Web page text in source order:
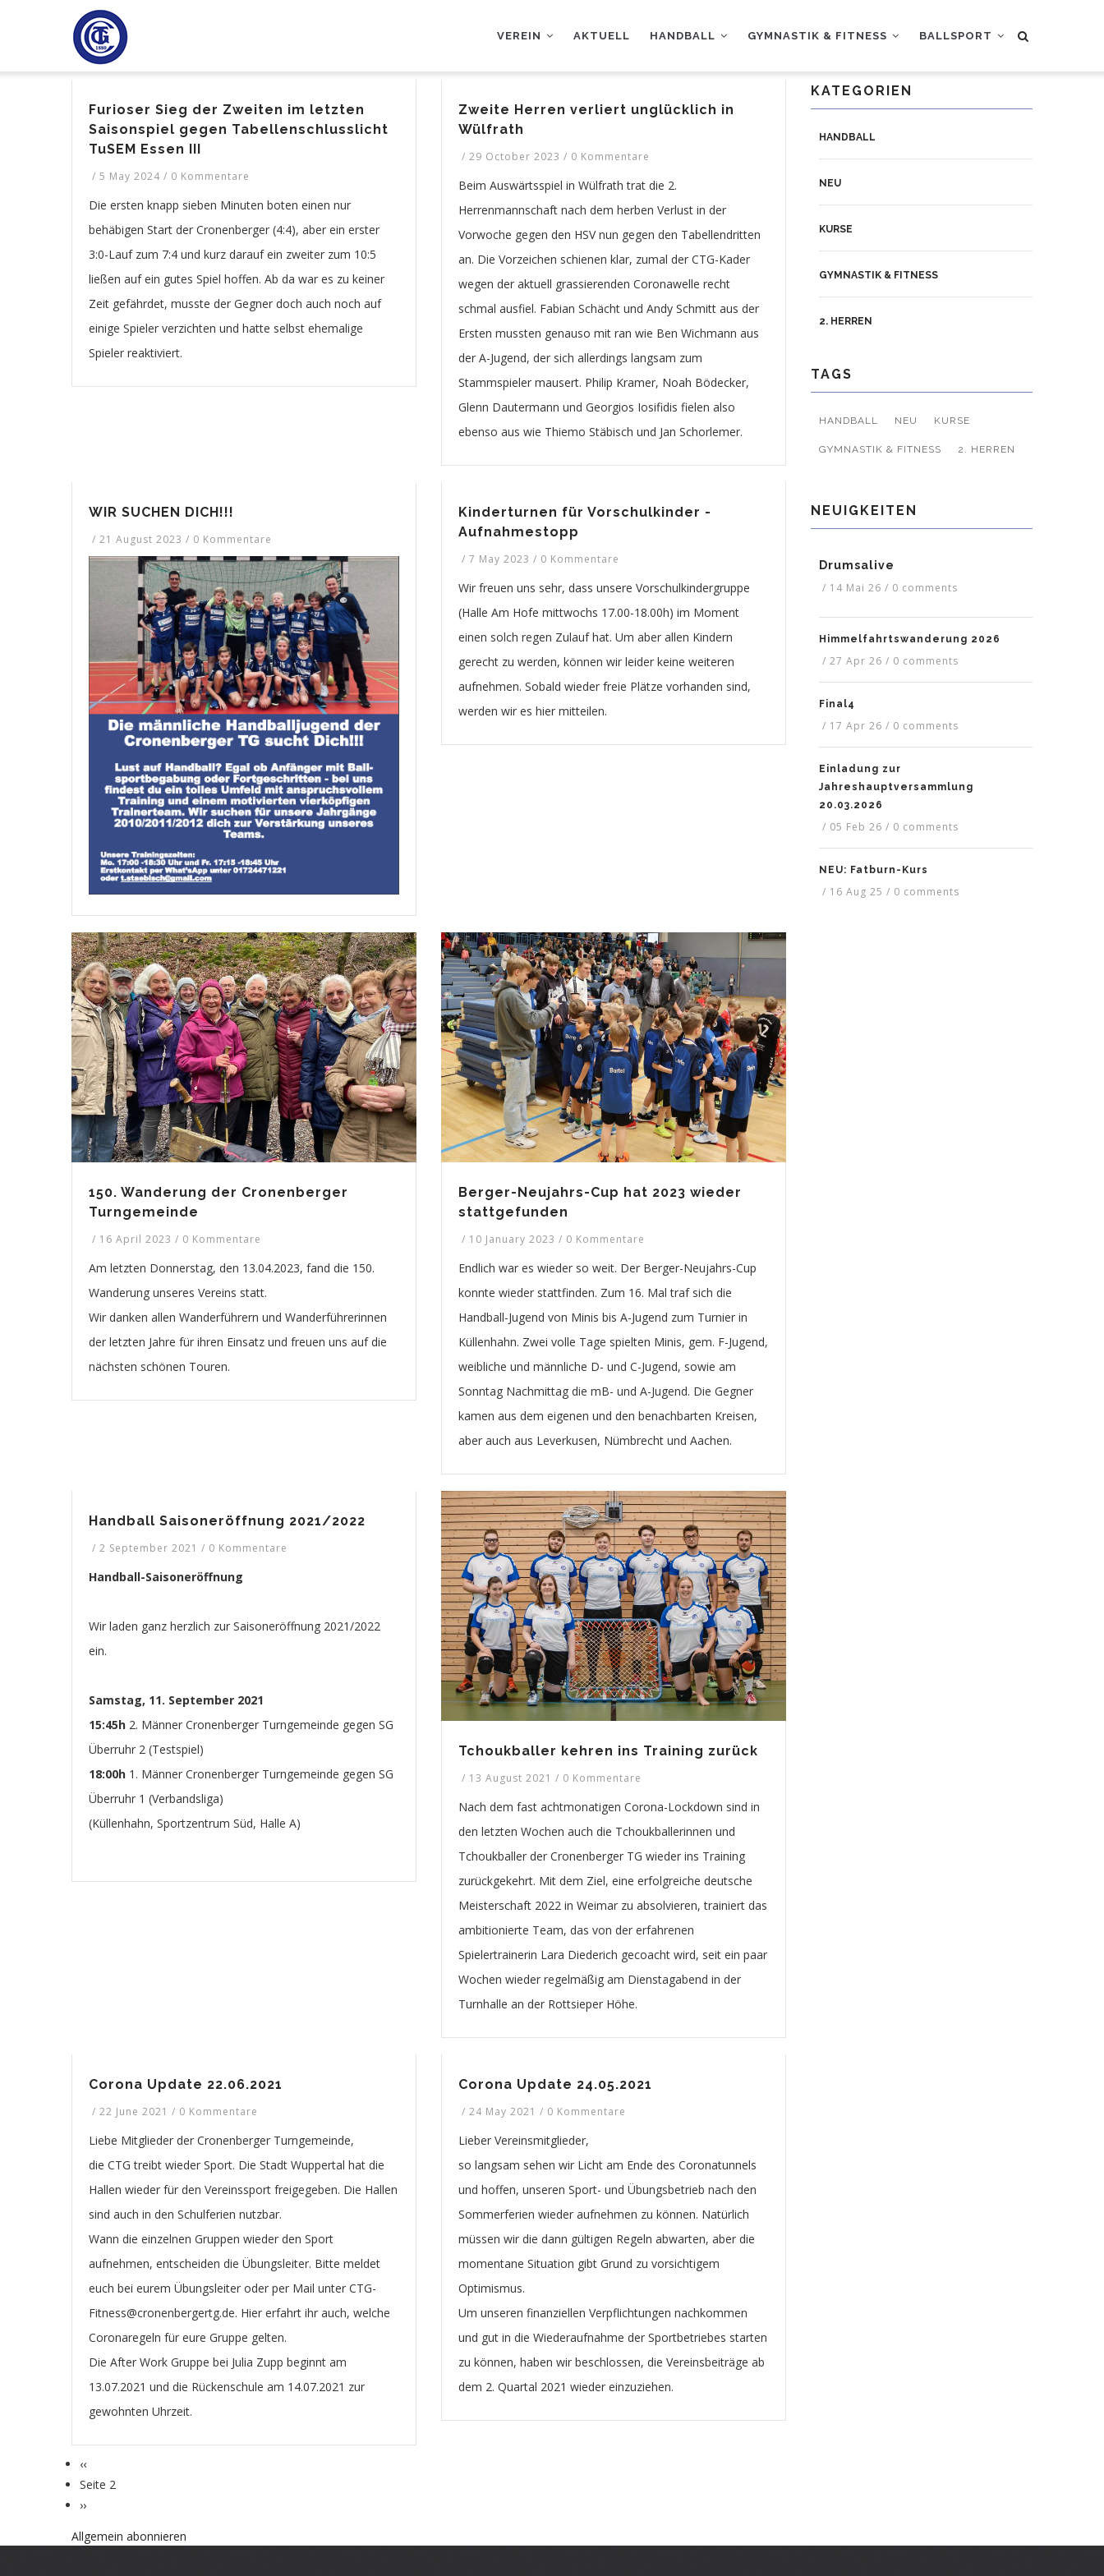
VEREIN AKTUELL HANDBALL GYMNASTIK & FITNESS BALLSPORT
Furioser Sieg der Zweiten im letzten
Saisonspiel gegen Tabellenschlusslicht
TuSEM Essen III
/ 5 May 2024 / 0 Kommentare
Die ersten knapp sieben Minuten boten einen nur
behäbigen Start der Cronenberger (4:4), aber ein erster
3:0-Lauf zum 7:4 und kurz darauf ein zweiter zum 10:5
ließen auf ein gutes Spiel hoffen. Ab da war es zu keiner
Zeit gefährdet, musste der Gegner doch auch noch auf
einige Spieler verzichten und hatte selbst ehemalige
Spieler reaktiviert.
Zweite Herren verliert unglücklich in
Wülfrath
/ 29 October 2023 / 0 Kommentare
Beim Auswärtsspiel in Wülfrath trat die 2.
Herrenmannschaft nach dem herben Verlust in der
Vorwoche gegen den HSV nun gegen den Tabellendritten
an. Die Vorzeichen schienen klar, zumal der CTG-Kader
wegen der aktuell grassierenden Coronawelle recht
schmal ausfiel. Fabian Schächt und Andy Schmitt aus der
Ersten mussten genauso mit ran wie Ben Wichmann aus
der A-Jugend, der sich allerdings langsam zum
Stammspieler mausert. Philip Kramer, Noah Bödecker,
Glenn Dautermann und Georgios Iosifidis fielen also
ebenso aus wie Thiemo Stäbisch und Jan Schorlemer.
WIR SUCHEN DICH!!!
/ 21 August 2023 / 0 Kommentare
Kinderturnen für Vorschulkinder -
Aufnahmestopp
/ 7 May 2023 / 0 Kommentare
Wir freuen uns sehr, dass unsere Vorschulkindergruppe
(Halle Am Hofe mittwochs 17.00-18.00h) im Moment
einen solch regen Zulauf hat. Um aber allen Kindern
gerecht zu werden, können wir leider keine weiteren
aufnehmen. Sobald wieder freie Plätze vorhanden sind,
werden wir es hier mitteilen.
150. Wanderung der Cronenberger
Turngemeinde
/ 16 April 2023 / 0 Kommentare
Am letzten Donnerstag, den 13.04.2023, fand die 150.
Wanderung unseres Vereins statt.
Wir danken allen Wanderführern und Wanderführerinnen
der letzten Jahre für ihren Einsatz und freuen uns auf die
nächsten schönen Touren.
Berger-Neujahrs-Cup hat 2023 wieder
stattgefunden
/ 10 January 2023 / 0 Kommentare
Endlich war es wieder so weit. Der Berger-Neujahrs-Cup
konnte wieder stattfinden. Zum 16. Mal traf sich die
Handball-Jugend von Minis bis A-Jugend zum Turnier in
Küllenhahn. Zwei volle Tage spielten Minis, gem. F-Jugend,
weibliche und männliche D- und C-Jugend, sowie am
Sonntag Nachmittag die mB- und A-Jugend. Die Gegner
kamen aus dem eigenen und den benachbarten Kreisen,
aber auch aus Leverkusen, Nümbrecht und Aachen.
Handball Saisoneröffnung 2021/2022
/ 2 September 2021 / 0 Kommentare
Handball-Saisoneröffnung
Wir laden ganz herzlich zur Saisoneröffnung 2021/2022
ein.
Samstag, 11. September 2021
15:45h 2. Männer Cronenberger Turngemeinde gegen SG
Überruhr 2 (Testspiel)
18:00h 1. Männer Cronenberger Turngemeinde gegen SG
Überruhr 1 (Verbandsliga)
(Küllenhahn, Sportzentrum Süd, Halle A)
Tchoukballer kehren ins Training zurück
/ 13 August 2021 / 0 Kommentare
Nach dem fast achtmonatigen Corona-Lockdown sind in
den letzten Wochen auch die Tchoukballerinnen und
Tchoukballer der Cronenberger TG wieder ins Training
zurückgekehrt. Mit dem Ziel, eine erfolgreiche deutsche
Meisterschaft 2022 in Weimar zu absolvieren, trainiert das
ambitionierte Team, das von der erfahrenen
Spielertrainerin Lara Diederich gecoacht wird, seit ein paar
Wochen wieder regelmäßig am Dienstagabend in der
Turnhalle an der Rottsieper Höhe.
Corona Update 22.06.2021
/ 22 June 2021 / 0 Kommentare
Liebe Mitglieder der Cronenberger Turngemeinde,
die CTG treibt wieder Sport. Die Stadt Wuppertal hat die
Hallen wieder für den Vereinssport freigegeben. Die Hallen
sind auch in den Schulferien nutzbar.
Wann die einzelnen Gruppen wieder den Sport
aufnehmen, entscheiden die Übungsleiter. Bitte meldet
euch bei eurem Übungsleiter oder per Mail unter CTG-
Fitness@cronenbergertg.de. Hier erfahrt ihr auch, welche
Coronaregeln für eure Gruppe gelten.
Die After Work Gruppe bei Julia Zupp beginnt am
13.07.2021 und die Rückenschule am 14.07.2021 zur
gewohnten Uhrzeit.
Corona Update 24.05.2021
/ 24 May 2021 / 0 Kommentare
Lieber Vereinsmitglieder,
so langsam sehen wir Licht am Ende des Coronatunnels
und hoffen, unseren Sport- und Übungsbetrieb nach den
Sommerferien wieder aufnehmen zu können. Natürlich
müssen wir die dann gültigen Regeln abwarten, aber die
momentane Situation gibt Grund zu vorsichtigem
Optimismus.
Um unseren finanziellen Verpflichtungen nachkommen
und gut in die Wiederaufnahme der Sportbetriebes starten
zu können, haben wir beschlossen, die Vereinsbeiträge ab
dem 2. Quartal 2021 wieder einzuziehen.
Vorherige
Seite
‹‹
Seite 2
Nächste
››
Allgemein abonnieren
KATEGORIEN
HANDBALL
NEU
KURSE
GYMNASTIK & FITNESS
2. HERREN
TAGS
HANDBALL NEU KURSE
GYMNASTIK & FITNESS 2. HERREN
NEUIGKEITEN
Drumsalive
/ 14 Mai 26 / 0 comments
Himmelfahrtswanderung 2026
/ 27 Apr 26 / 0 comments
Final4
/ 17 Apr 26 / 0 comments
Einladung zur
Jahreshauptversammlung
20.03.2026
/ 05 Feb 26 / 0 comments
NEU: Fatburn-Kurs
/ 16 Aug 25 / 0 comments